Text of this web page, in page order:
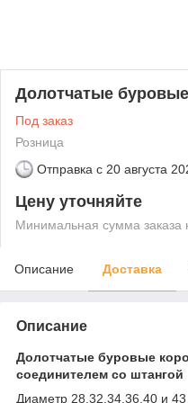
Долотчатые
Под заказ
Розница
Отправка с 20 августа
Цену уточняйте
Минимальная сумма
Описание Доставка
Описание
Долотчатые буровые
соединителем со штангой
Диаметр 28,32,34,36,40 и